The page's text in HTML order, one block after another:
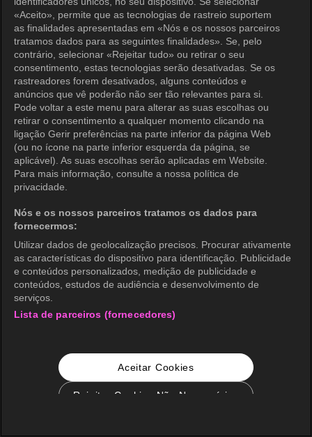
«Aceito», permite que as tecnologias de rastreio suportem
as finalidades apresentadas em «Nós e os nossos parceiros
tratamos dados para as seguintes finalidades». Se, pelo
contrário, selecionar «Rejeitar tudo» ou retirar o seu
consentimento, estas tecnologias serão desativadas. Se os
rastreadores forem desativados, alguns conteúdos e
anúncios que vê poderão não ser tão relevantes para si.
Pode voltar a este menu para alterar as suas escolhas ou
retirar o consentimento a qualquer momento clicando na
ligação Gerir preferências na parte inferior da página Web
(ou no ícone na parte inferior esquerda da página, se
aplicável). As suas escolhas serão aplicadas em Website.
Para mais informação, consulte a nossa política de
privacidade.
Nós e os nossos parceiros tratamos os dados para
fornecermos:
Utilizar dados de geolocalização precisos. Procurar ativamente
as características do dispositivo para identificação. Publicidade
e conteúdos personalizados, medição de publicidade e
conteúdos, estudos de audiência e desenvolvimento de
serviços.
Lista de parceiros (fornecedores)
Aceitar Cookies
Rejeitar Cookies Não Necessários